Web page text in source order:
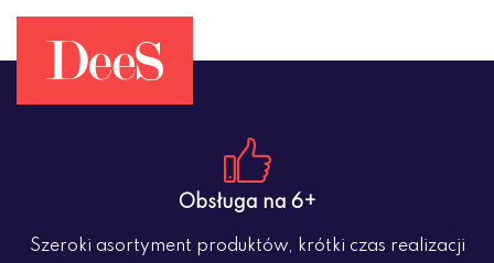
Obsługa na 6+
Szeroki asortyment produktów, krótki czas realizacji